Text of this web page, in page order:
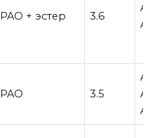
PAO + эстер 3.6
PAO 3.5